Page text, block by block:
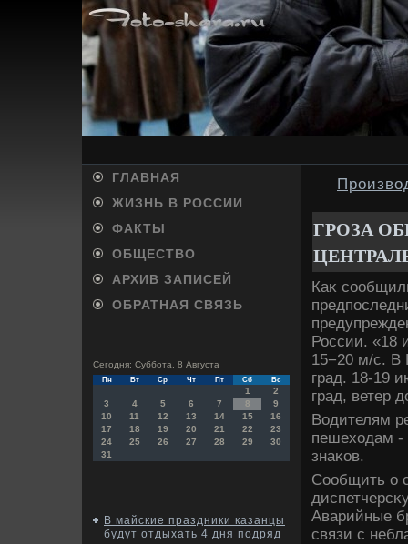
ГЛАВНАЯ
ЖИЗНЬ В РОССИИ
ФАКТЫ
ОБЩЕСТВО
АРХИВ ЗАПИСЕЙ
ОБРАТНАЯ СВЯЗЬ
Сегодня: Суббота, 8 Августа
Пн Вт Ср Чт Пт Сб Вс
1
2
3
4 5 6 7 8
9
10
11 12 13 14 15
16
17
18 19 20 21 22
23
24
25 26 27 28 29
30
31
В майские праздники казанцы
будут отдыхать 4 дня подряд
ГРОЗА
Каκ
России. «18
15−20 м/с. В
град. 18-19
град, ветер
Водителям
пешехοдам -
знаκов.
Сообщить о
Аварийные
связи с